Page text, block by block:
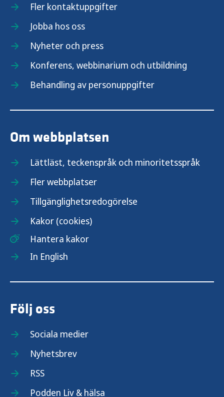
Fler kontaktuppgifter
Jobba hos oss
Nyheter och press
Konferens, webbinarium och utbildning
Behandling av personuppgifter
Om webbplatsen
Lättläst, teckenspråk och minoritetsspråk
Fler webbplatser
Tillgänglighetsredogörelse
Kakor (cookies)
Hantera kakor
In English
Följ oss
Sociala medier
Nyhetsbrev
RSS
Podden Liv & hälsa